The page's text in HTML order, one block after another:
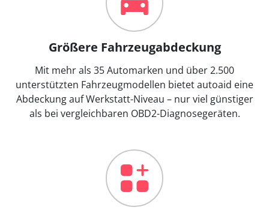
Größere Fahrzeugabdeckung
Mit mehr als 35 Automarken und über 2.500
unterstützten Fahrzeugmodellen bietet autoaid eine
Abdeckung auf Werkstatt-Niveau – nur viel günstiger
als bei vergleichbaren OBD2-Diagnosegeräten.